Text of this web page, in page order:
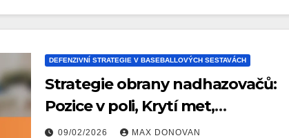
DEFENZIVNÍ STRATEGIE V BASEBALLOVÝCH SESTAVÁCH
Strategie obrany nadhazovačů:
Pozice v poli, Krytí met,
Odhazovací pohyby
09/02/2026 MAX DONOVAN